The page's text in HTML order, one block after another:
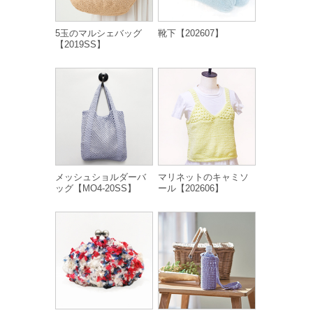
5玉のマルシェバッグ
【2019SS】
靴下【202607】
メッシュショルダーバ
ッグ【MO4-20SS】
マリネットのキャミソ
ール【202606】